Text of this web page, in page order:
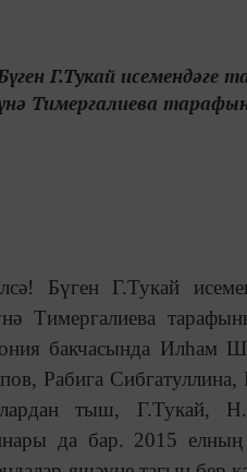
Г.Тукай
Тимергалиева
Бүген Г.Тукай
Тимергалиева
бакчасында Илһам
Рабига
тыш, Г.Тукай,
да бар. 2015 елның